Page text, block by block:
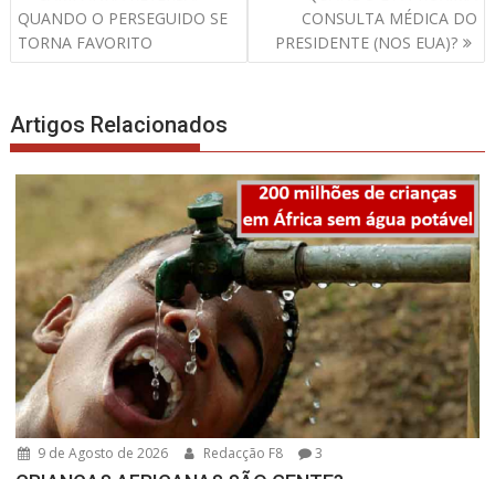
de
artigos
QUANDO O PERSEGUIDO SE
TORNA FAVORITO
CONSULTA MÉDICA DO
PRESIDENTE (NOS EUA)?
Artigos Relacionados
9 de Agosto de 2026 Redacção F8 3